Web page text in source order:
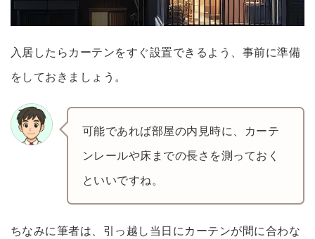
入居したらカーテンをすぐ設置できるよう、事前に準備
をしておきましょう。
可能であれば部屋の内見時に、カーテ
ンレールや床までの長さを測っておく
といいですね。
ちなみに筆者は、引っ越し当日にカーテンが間に合わな